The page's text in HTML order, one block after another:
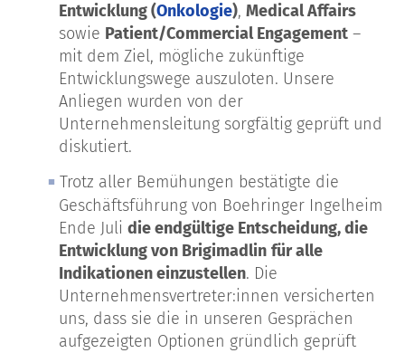
Entwicklung (Onkologie), Medical Affairs
sowie Patient/Commercial Engagement –
mit dem Ziel, mögliche zukünftige
Entwicklungswege auszuloten. Unsere
Anliegen wurden von der
Unternehmensleitung sorgfältig geprüft und
diskutiert.
Trotz aller Bemühungen bestätigte die
Geschäftsführung von Boehringer Ingelheim
Ende Juli die endgültige Entscheidung, die
Entwicklung von Brigimadlin für alle
Indikationen einzustellen. Die
Unternehmensvertreter:innen versicherten
uns, dass sie die in unseren Gesprächen
aufgezeigten Optionen gründlich geprüft